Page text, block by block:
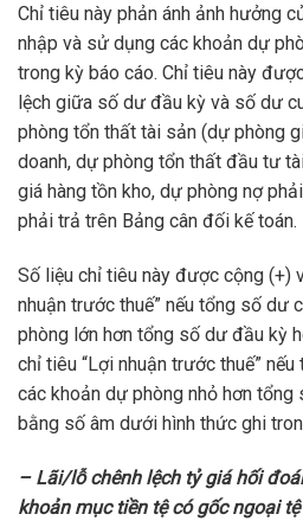
Chỉ tiêu này phản ánh ảnh hưởng
nhập và sử dụng các khoản dự
trong kỳ báo cáo. Chỉ tiêu này
lệch giữa số dư đầu kỳ và số dư
phòng tổn thất tài sản (dự phòng
doanh, dự phòng tổn thất đầu tư
giá hàng tồn kho, dự phòng nợ
phải trả trên Bảng cân đối kế toán.
Số liệu chỉ tiêu này được cộng (+)
nhuận trước thuế” nếu tổng số dư
phòng lớn hơn tổng số dư đầu kỳ
chỉ tiêu “Lợi nhuận trước thuế”
các khoản dự phòng nhỏ hơn
bằng số âm dưới hình thức ghi
– Lãi/lỗ chênh lệch tỷ giá hối
khoản mục tiền tệ có gốc ngoại